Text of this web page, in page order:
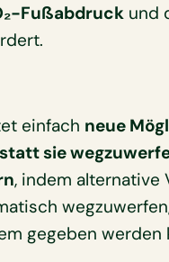
Fußabdruckund
einfach neue
sie
, indem alternative
gegeben werden